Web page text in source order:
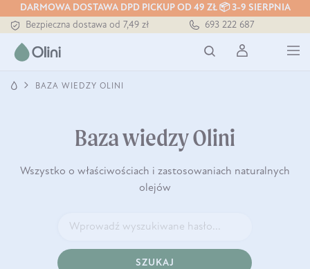
DARMOWA DOSTAWA DPD PICKUP OD 49 ZŁ 📦 3-9 SIERPNIA
Tłoczony zawsze na zimno
Bezpieczna dostawa od 7,49 zł
Tłoczony zawsze na zimno
693 222 687
BAZA WIEDZY OLINI
Baza wiedzy Olini
Wszystko o właściwościach i zastosowaniach naturalnych
olejów
SZUKAJ